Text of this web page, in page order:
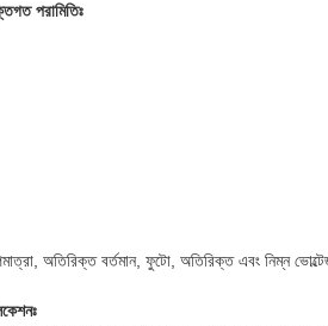
পরামিতিঃ
অতিরিক্ত বর্তমান, ফুটো, অতিরিক্ত এবং নিম্ন